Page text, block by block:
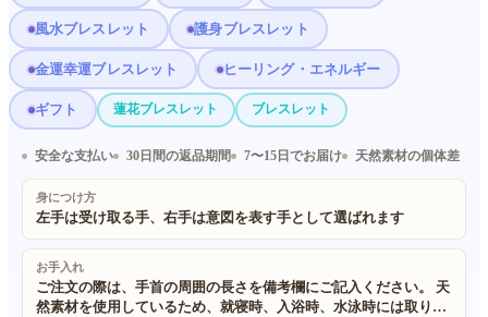
風水ブレスレット 護身ブレスレット
金運幸運ブレスレット ヒーリング・エネルギー
ギフト 蓮花ブレスレット ブレスレット
安全な支払い 30日間の返品期間 7〜15日でお届け 天然素材の個体差
身につけ方
左手は受け取る手、右手は意図を表す手として選ばれます
お手入れ
ご注文の際は、手首の周囲の長さを備考欄にご記入ください。 天
然素材を使用しているため、就寝時、入浴時、水泳時には取り外